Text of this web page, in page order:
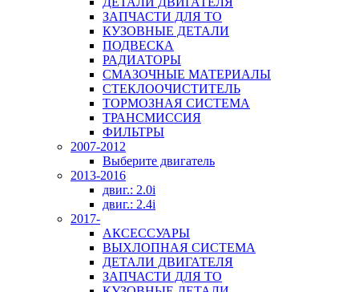
ЗАПЧАСТИ ДЛЯ ТО
КУЗОВНЫЕ ДЕТАЛИ
ПОДВЕСКА
РАДИАТОРЫ
СМАЗОЧНЫЕ МАТЕРИАЛЫ
СТЕКЛООЧИСТИТЕЛЬ
ТОРМОЗНАЯ СИСТЕМА
ТРАНСМИССИЯ
ФИЛЬТРЫ
2007-2012
Выберите двигатель
2013-2016
двиг.: 2.0i
двиг.: 2.4i
2017-
АКСЕССУАРЫ
ВЫХЛОПНАЯ СИСТЕМА
ДЕТАЛИ ДВИГАТЕЛЯ
ЗАПЧАСТИ ДЛЯ ТО